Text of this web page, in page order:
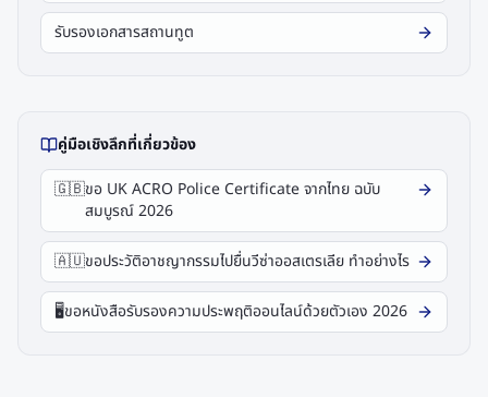
รับรองเอกสารสถานทูต
คู่มือเชิงลึกที่เกี่ยวข้อง
🇬🇧ขอ UK ACRO Police Certificate จากไทย ฉบับ
สมบูรณ์ 2026
🇦🇺ขอประวัติอาชญากรรมไปยื่นวีซ่าออสเตรเลีย ทำอย่างไร
🖥️ขอหนังสือรับรองความประพฤติออนไลน์ด้วยตัวเอง 2026